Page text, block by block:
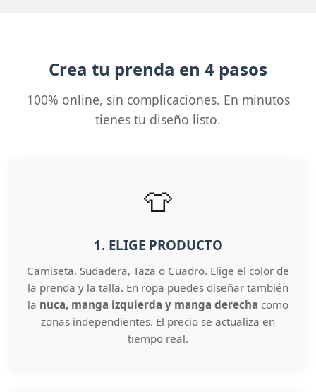
Crea tu prenda en 4 pasos
100% online, sin complicaciones. En minutos
tienes tu diseño listo.
👕
1. ELIGE PRODUCTO
Camiseta, Sudadera, Taza o Cuadro. Elige el color de
la prenda y la talla. En ropa puedes diseñar también
la nuca, manga izquierda y manga derecha como
zonas independientes. El precio se actualiza en
tiempo real.